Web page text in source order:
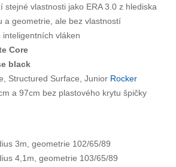
stejné vlastnosti jako ERA 3.0 z hlediska
a geometrie, ale bez vlastností
inteligentních vláken
Core
black
Structured Surface, Junior Rocker
a 97cm bez plastového krytu špičky
3m, geometrie 102/65/89
4,1m, geometrie 103/65/89